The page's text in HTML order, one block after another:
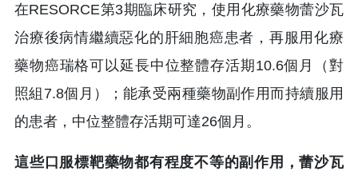
在RESORCE第3期臨床研究，使用化療藥物蕾沙瓦
治療後病情繼續惡化的肝細胞癌患者，再服用化療
藥物癌瑞格可以延長中位整體存活期10.6個月（對
照組7.8個月）；能承受兩種藥物副作用而持續服用
的患者，中位整體存活期可達26個月。
這些口服標靶藥物都有程度不等的副作用，蕾沙瓦